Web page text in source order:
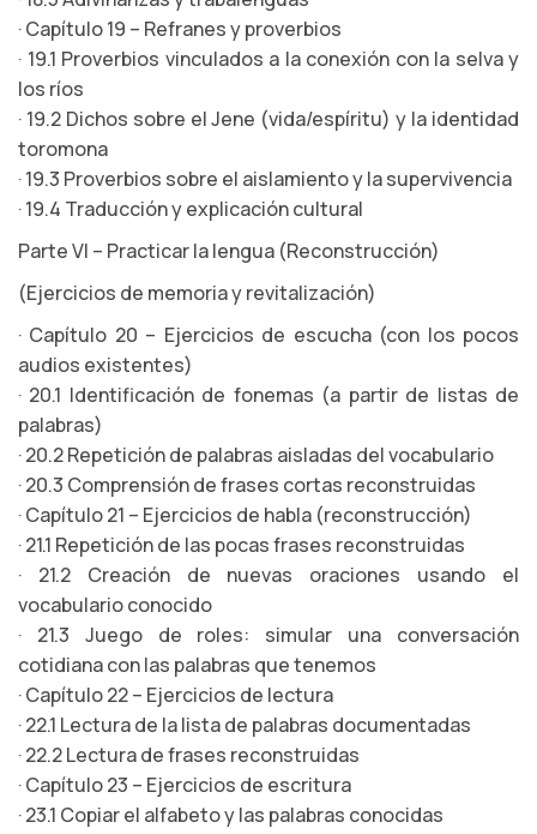
· Capítulo 19 – Refranes y proverbios
· 19.1 Proverbios vinculados a la conexión con la selva y
los ríos
· 19.2 Dichos sobre el Jene (vida/espíritu) y la identidad
toromona
· 19.3 Proverbios sobre el aislamiento y la supervivencia
· 19.4 Traducción y explicación cultural
Parte VI – Practicar la lengua (Reconstrucción)
(Ejercicios de memoria y revitalización)
· Capítulo 20 – Ejercicios de escucha (con los pocos
audios existentes)
· 20.1 Identificación de fonemas (a partir de listas de
palabras)
· 20.2 Repetición de palabras aisladas del vocabulario
· 20.3 Comprensión de frases cortas reconstruidas
· Capítulo 21 – Ejercicios de habla (reconstrucción)
· 21.1 Repetición de las pocas frases reconstruidas
· 21.2 Creación de nuevas oraciones usando el
vocabulario conocido
· 21.3 Juego de roles: simular una conversación
cotidiana con las palabras que tenemos
· Capítulo 22 – Ejercicios de lectura
· 22.1 Lectura de la lista de palabras documentadas
· 22.2 Lectura de frases reconstruidas
· Capítulo 23 – Ejercicios de escritura
· 23.1 Copiar el alfabeto y las palabras conocidas